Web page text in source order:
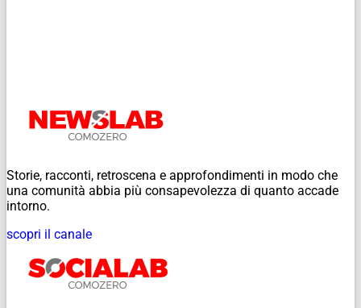
Storie, racconti, retroscena e approfondimenti in modo che
una comunità abbia più consapevolezza di quanto accade
intorno.
scopri il canale